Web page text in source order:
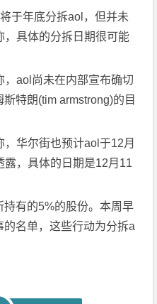
于年底分拆aol，但并未
，具体的分拆日期很可能
，aol尚未在内部宣布确切
特朗(tim armstrong)的目
华尔街也预计aol于12月
露，具体的日期是12月11
有的5%的股份。本周早
名单，这些行动为分拆a